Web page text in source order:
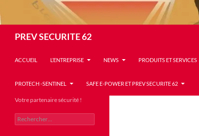
PREV SECURITE 62
ACCUEIL L’ENTREPRISE NEWS PRODUITS ET SERVICES
PROTECH -SENTINEL SAFE E-POWER ET PREV SECURITE 62
Votre partenaire sécurité !
Rechercher :